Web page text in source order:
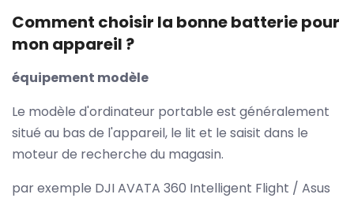
Comment choisir la bonne batterie pour
mon appareil ?
équipement modèle
Le modèle d'ordinateur portable est généralement
situé au bas de l'appareil, le lit et le saisit dans le
moteur de recherche du magasin.
par exemple DJI AVATA 360 Intelligent Flight / Asus